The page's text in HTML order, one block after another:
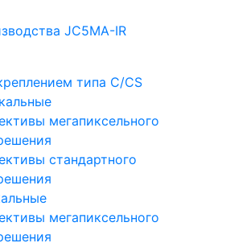
JC5MA-IR
типа C/CS
мегапиксельного
стандартного
мегапиксельного